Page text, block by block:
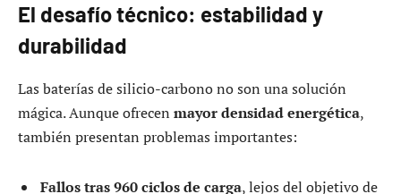
El desafío técnico: estabilidad y
durabilidad
Las baterías de silicio-carbono no son una solución
mágica. Aunque ofrecen mayor densidad energética,
también presentan problemas importantes:
Fallos tras 960 ciclos de carga, lejos del objetivo de